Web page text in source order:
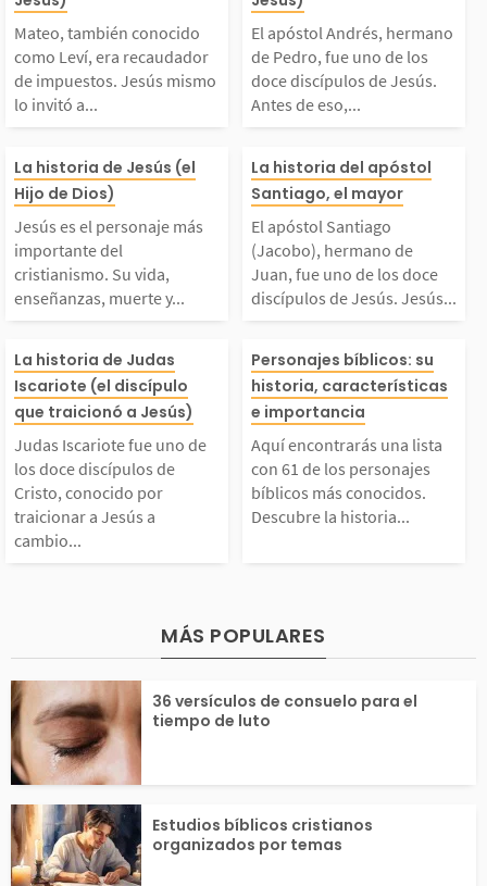
lo llamó y fue él q
presentó Jesús...
xigiendo ver y
us heridas. Al
sús...
como Leví, era rec
de impuestos.
mismo lo invitó
seguirlo. Mateo se c
en uno de los
apóstoles y...
Mateo, también conocido
como Leví, era recaudador
de impuestos. Jesús mismo
lo invitó a...
mano de
o de los doce
os de Jesús.
eso, Andrés
uan el
pasó a seguir
s...
El apóstol Andrés, hermano
de Pedro, fue uno de los
doce discípulos de Jesús.
Antes de eso,...
es el personaje
importante del cr
Su vida, en
muerte y res
son la base
la fe cristiana, ofre
a las persona
La historia de Jesús (el
Hijo de Dios)
Jesús es el personaje más
importante del
cristianismo. Su vida,
enseñanzas, muerte y...
El apóstol
acobo),
uan, fue uno
ce discípulos
s. Jesús llamó
ago y Juan y
ó “hijos del
La historia del apóstol
Santiago, el mayor
El apóstol Santiago
(Jacobo), hermano de
Juan, fue uno de los doce
discípulos de Jesús. Jesús...
Iscariote fue un
de los doce discípul
de Cristo, conocido
traicionar a Jesús
plata. Después de c
a los soldado
La historia de Judas
Iscariote (el discípulo
que traicionó a Jesús)
Judas Iscariote fue uno de
los doce discípulos de
Cristo, conocido por
traicionar a Jesús a
cambio...
Aquí
lista con 61 de
sonajes
onocidos.
nes fueron y
on importantes
Personajes bíblicos: su
historia, características
e importancia
Aquí encontrarás una lista
con 61 de los personajes
bíblicos más conocidos.
Descubre la historia...
MÁS POPULARES
36 versículos de consuelo para el
tiempo de luto
Estudios bíblicos cristianos
organizados por temas